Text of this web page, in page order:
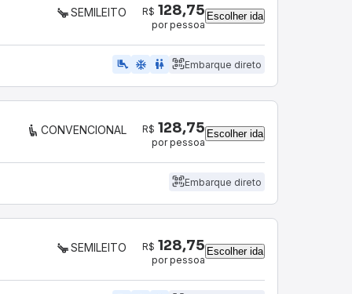
SEMILEITO R$ 128,75
por pessoa
Escolher ida
airline_seat_legroom_extra ac_unit WC Embarque direto
CONVENCIONAL R$ 128,75
por pessoa
Escolher ida
Embarque direto
SEMILEITO R$ 128,75
por pessoa
Escolher ida